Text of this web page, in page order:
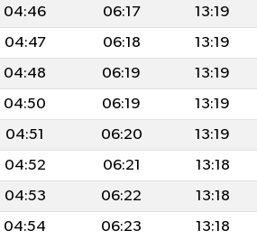
04:46 06:17 13:19
04:47 06:18 13:19
04:48 06:19 13:19
04:50 06:19 13:19
04:51 06:20 13:19
04:52 06:21 13:18
04:53 06:22 13:18
04:54 06:23 13:18